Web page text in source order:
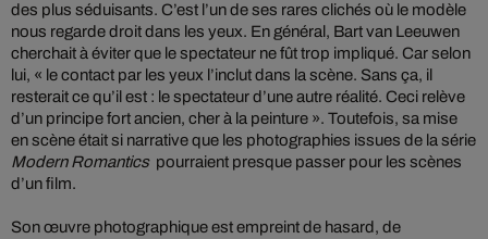
des plus séduisants. C’est l’un de ses rares clichés où le modèle
nous regarde droit dans les yeux. En général, Bart van Leeuwen
cherchait à éviter que le spectateur ne fût trop impliqué. Car selon
lui, « le contact par les yeux l’inclut dans la scène. Sans ça, il
resterait ce qu’il est : le spectateur d’une autre réalité. Ceci relève
d’un principe fort ancien, cher à la peinture ». Toutefois, sa mise
en scène était si narrative que les photographies issues de la série
Modern Romanticspourraient presque passer pour les scènes
d’un film.
Son œuvre photographique est empreint de hasard, de